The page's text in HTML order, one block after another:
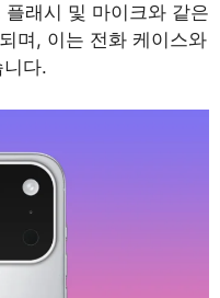
래시 및 마이크와 같은
며, 이는 전화 케이스와
다.